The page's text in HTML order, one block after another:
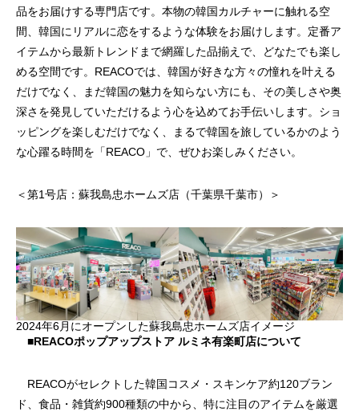
稲毛ワンズモール店 浦和QIZGATE店
2026.04.29
有楽町LUMINE店（〜2025.6.30）
PARCO吉祥寺店（
品をお届けする専門店です。本物の韓国カルチャーに触れる空
間、韓国にリアルに恋をするような体験をお届けします。定番ア
イテムから最新トレンドまで網羅した品揃えで、どなたでも楽し
める空間です。REACOでは、韓国が好きな方々の憧れを叶える
だけでなく、まだ韓国の魅力を知らない方にも、その美しさや奥
深さを発見していただけるよう心を込めてお手伝いします。ショ
ッピングを楽しむだけでなく、まるで韓国を旅しているかのよう
な心躍る時間を「REACO」で、ぜひお楽しみください。
＜第1号店：蘇我島忠ホームズ店（千葉県千葉市）＞
2024年6月にオープンした蘇我島忠ホームズ店イメージ
■REACOポップアップストア ルミネ有楽町店について
REACOがセレクトした韓国コスメ・スキンケア約120ブラン
ド、食品・雑貨約900種類の中から、特に注目のアイテムを厳選